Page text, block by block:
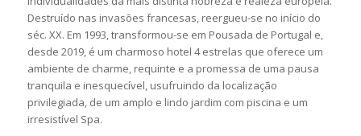
Destruído nas invasões francesas, reergueu-se no início do
séc. XX. Em 1993, transformou-se em Pousada de Portugal e,
desde 2019, é um charmoso hotel 4 estrelas que oferece um
ambiente de charme, requinte e a promessa de uma pausa
tranquila e inesquecível, usufruindo da localização
privilegiada, de um amplo e lindo jardim com piscina e um
irresistível Spa.